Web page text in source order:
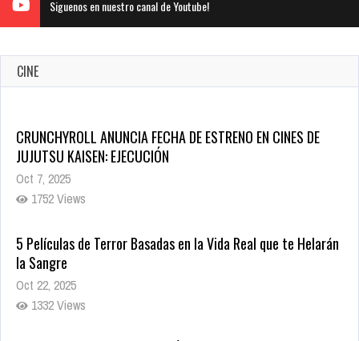
Siguenos en nuestro canal de Youtube!
CINE
CRUNCHYROLL ANUNCIA FECHA DE ESTRENO EN CINES DE
JUJUTSU KAISEN: EJECUCIÓN
Oct 7, 2025
1752 Views
5 Películas de Terror Basadas en la Vida Real que te Helarán
la Sangre
Oct 22, 2025
1332 Views